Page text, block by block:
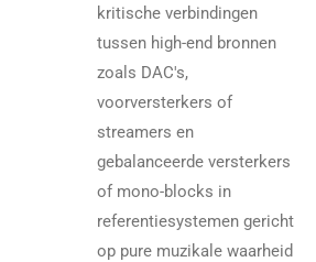
kritische verbindingen
tussen high-end bronnen
zoals DAC's,
voorversterkers of
streamers en
gebalanceerde versterkers
of mono-blocks in
referentiesystemen gericht
op pure muzikale waarheid